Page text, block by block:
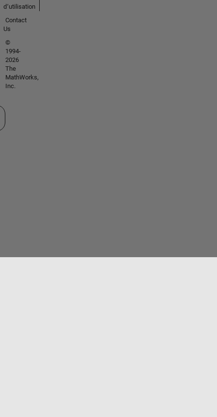
d՚utilisation
Contact
Us
©
1994-
2026
The
MathWorks,
Inc.
un site web